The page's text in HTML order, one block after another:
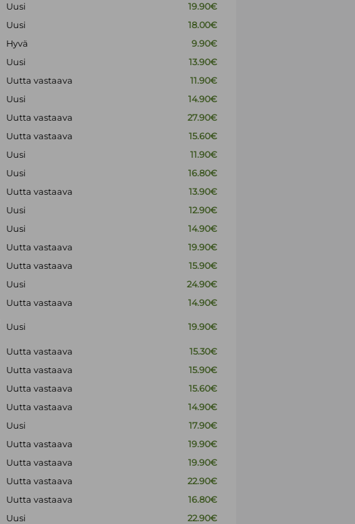
Uusi
19.90€
Uusi
18.00€
Hyvä
9.90€
Uusi
13.90€
Uutta vastaava
11.90€
Uusi
14.90€
Uutta vastaava
27.90€
Uutta vastaava
15.60€
Uusi
11.90€
Uusi
16.80€
Uutta vastaava
13.90€
Uusi
12.90€
Uusi
14.90€
Uutta vastaava
19.90€
Uutta vastaava
15.90€
Uusi
24.90€
Uutta vastaava
14.90€
Uusi 19.90€
Uutta vastaava
15.30€
Uutta vastaava
15.90€
Uutta vastaava
15.60€
Uutta vastaava
14.90€
Uusi
17.90€
Uutta vastaava
19.90€
Uutta vastaava
19.90€
Uutta vastaava
22.90€
Uutta vastaava
16.80€
Uusi
22.90€